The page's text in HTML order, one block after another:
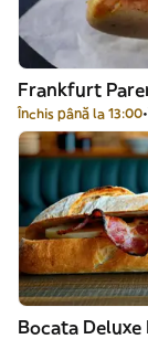
Frankfurt
Închis până la 13:00
Bocata Deluxe